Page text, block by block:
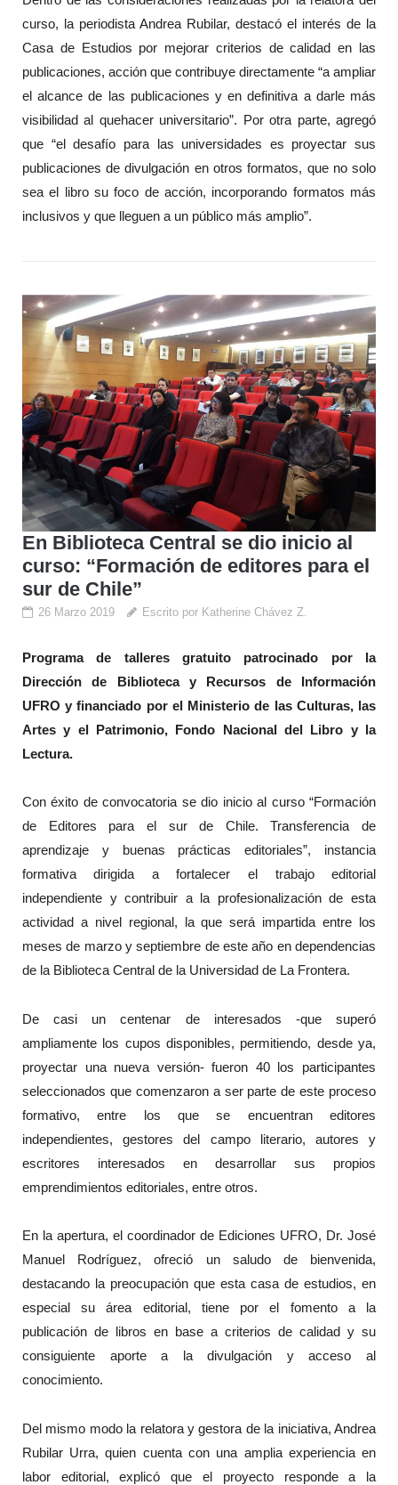
curso, la periodista Andrea Rubilar, destacó el interés de la
Casa de Estudios por mejorar criterios de calidad en las
publicaciones, acción que contribuye directamente “a ampliar
el alcance de las publicaciones y en definitiva a darle más
visibilidad al quehacer universitario”. Por otra parte, agregó
que “el desafío para las universidades es proyectar sus
publicaciones de divulgación en otros formatos, que no solo
sea el libro su foco de acción, incorporando formatos más
inclusivos y que lleguen a un público más amplio”.
En Biblioteca Central se dio inicio al
curso: “Formación de editores para el
sur de Chile”
26 Marzo 2019 Escrito por Katherine Chávez Z.
Programa de talleres gratuito patrocinado por la
Dirección de Biblioteca y Recursos de Información
UFRO y financiado por el Ministerio de las Culturas, las
Artes y el Patrimonio, Fondo Nacional del Libro y la
Lectura.
Con éxito de convocatoria se dio inicio al curso “Formación
de Editores para el sur de Chile. Transferencia de
aprendizaje y buenas prácticas editoriales”, instancia
formativa dirigida a fortalecer el trabajo editorial
independiente y contribuir a la profesionalización de esta
actividad a nivel regional, la que será impartida entre los
meses de marzo y septiembre de este año en dependencias
de la Biblioteca Central de la Universidad de La Frontera.
De casi un centenar de interesados -que superó
ampliamente los cupos disponibles, permitiendo, desde ya,
proyectar una nueva versión- fueron 40 los participantes
seleccionados que comenzaron a ser parte de este proceso
formativo, entre los que se encuentran editores
independientes, gestores del campo literario, autores y
escritores interesados en desarrollar sus propios
emprendimientos editoriales, entre otros.
En la apertura, el coordinador de Ediciones UFRO, Dr. José
Manuel Rodríguez, ofreció un saludo de bienvenida,
destacando la preocupación que esta casa de estudios, en
especial su área editorial, tiene por el fomento a la
publicación de libros en base a criterios de calidad y su
consiguiente aporte a la divulgación y acceso al
conocimiento.
Del mismo modo la relatora y gestora de la iniciativa, Andrea
Rubilar Urra, quien cuenta con una amplia experiencia en
labor editorial, explicó que el proyecto responde a la